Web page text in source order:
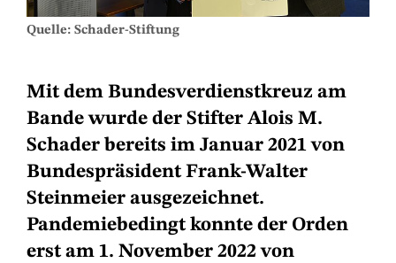
Quelle: Schader-Stiftung
Mit dem Bundesverdienstkreuz am
Bande wurde der Stifter Alois M.
Schader bereits im Januar 2021 von
Bundespräsident Frank-Walter
Steinmeier ausgezeichnet.
Pandemiebedingt konnte der Orden
erst am 1. November 2022 von